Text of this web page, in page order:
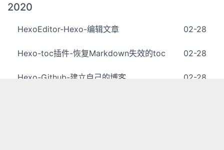
2020
HexoEditor-Hexo-编辑文章 02-28
Hexo-toc插件-恢复Markdown失效的toc 02-28
Hexo-Github-建立自己的博客 02-28